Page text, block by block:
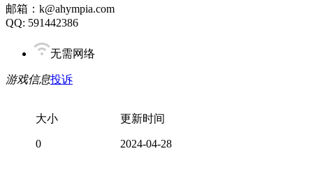
邮箱：k@ahympia.com
QQ: 591442386
无需网络
游戏信息投诉
大小
0
更新时间
2024-04-28